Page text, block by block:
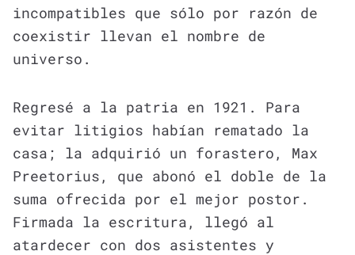
incompatibles que sólo por razón de
coexistir llevan el nombre de
universo.
Regresé a la patria en 1921. Para
evitar litigios habían rematado la
casa; la adquirió un forastero, Max
Preetorius, que abonó el doble de la
suma ofrecida por el mejor postor.
Firmada la escritura, llegó al
atardecer con dos asistentes y